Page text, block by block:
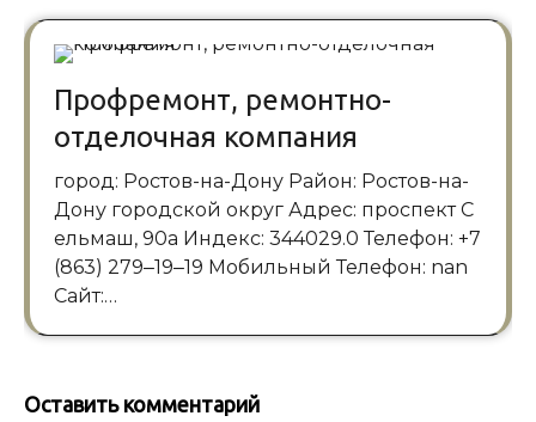
Профремонт, ремонтно-
отделочная компания
город: Ростов-на-Дону Район: Ростов-на-
Дону городской округ Адрес: проспект С
ельмаш, 90а Индекс: 344029.0 Телефон: +7
(863) 279‒19‒19 Мобильный Телефон: nan
Сайт:…
Оставить комментарий